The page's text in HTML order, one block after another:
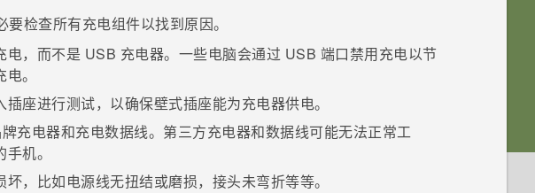
检查所有充电组件以找到原因。
电，而不是 USB 充电器。一些电脑会通过 USB 端口禁用充电以节
。
座进行测试，以确保壁式插座能为充电器供电。
充电器和充电数据线。第三方充电器和数据线可能无法正常工
机。
，比如电源线无扭结或磨损，接头未弯折等等。